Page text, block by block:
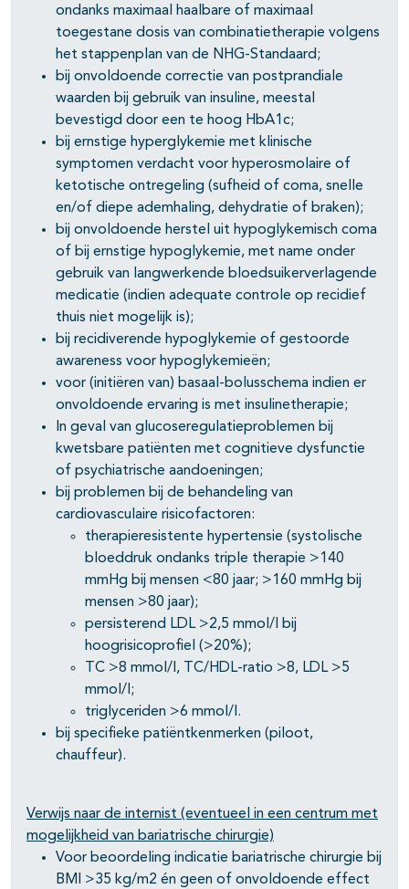
ondanks maximaal haalbare of maximaal
toegestane dosis van combinatietherapie volgens
het stappenplan van de NHG-Standaard;
bij onvoldoende correctie van postprandiale
waarden bij gebruik van insuline, meestal
bevestigd door een te hoog HbA1c;
bij ernstige hyperglykemie met klinische
symptomen verdacht voor hyperosmolaire of
ketotische ontregeling (sufheid of coma, snelle
en/of diepe ademhaling, dehydratie of braken);
bij onvoldoende herstel uit hypoglykemisch coma
of bij ernstige hypoglykemie, met name onder
gebruik van langwerkende bloedsuikerverlagende
medicatie (indien adequate controle op recidief
thuis niet mogelijk is);
bij recidiverende hypoglykemie of gestoorde
awareness voor hypoglykemieën;
voor (initiëren van) basaal-bolusschema indien er
onvoldoende ervaring is met insulinetherapie;
In geval van glucoseregulatieproblemen bij
kwetsbare patiënten met cognitieve dysfunctie
of psychiatrische aandoeningen;
bij problemen bij de behandeling van
cardiovasculaire risicofactoren:
therapieresistente hypertensie (systolische
bloeddruk ondanks triple therapie >140
mmHg bij mensen <80 jaar; >160 mmHg bij
mensen >80 jaar);
persisterend LDL >2,5 mmol/l bij
hoogrisicoprofiel (>20%);
TC >8 mmol/l, TC/HDL-ratio >8, LDL >5
mmol/l;
triglyceriden >6 mmol/l.
bij specifieke patiëntkenmerken (piloot,
chauffeur).
Verwijs naar de internist (eventueel in een centrum met
mogelijkheid van bariatrische chirurgie)
Voor beoordeling indicatie bariatrische chirurgie bij
BMI >35 kg/m2 én geen of onvoldoende effect